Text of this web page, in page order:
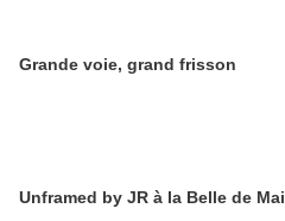
Grande voie, grand frisson
Unframed by JR à la Belle de Mai